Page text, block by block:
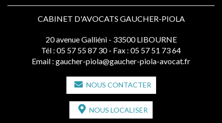
CABINET D'AVOCATS GAUCHER-PIOLA
20 avenue Galliéni - 33500 LIBOURNE
Tél : 05 57 55 87 30 - Fax : 05 57 51 73 64
Email : gaucher-piola@gaucher-piola-avocat.fr
NOUS CONTACTER
NOUS LOCALISER